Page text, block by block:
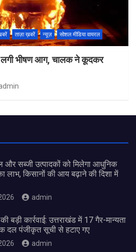
ताज़ा ख़बरें न्यूज़ सोशल मीडिया वायरल
लगी भीषण आग, चालक ने कूदकर
और सब्जी उत्पादकों को मिलेगा आधुनिक
लाभ, किसानों की आय बढ़ाने की दिशा में
admin
बड़ी कार्रवाई: उत्तराखंड में 17 गैर-मान्यता
दल पंजीकृत सूची से हटाए गए
admin